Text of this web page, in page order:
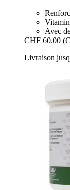
Avec
CHF 60.00
Livraison